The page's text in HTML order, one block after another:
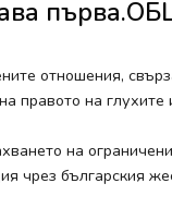
отношения,
правото на
на
чрез българския